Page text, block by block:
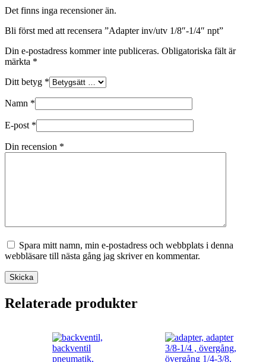
Det finns inga recensioner än.
Bli först med att recensera ”Adapter inv/utv 1/8″-1/4″ npt”
Din e-postadress kommer inte publiceras. Obligatoriska fält är
märkta *
Ditt betyg *
Namn *
E-post *
Din recension *
Spara mitt namn, min e-postadress och webbplats i denna
webbläsare till nästa gång jag skriver en kommentar.
Skicka
Relaterade produkter